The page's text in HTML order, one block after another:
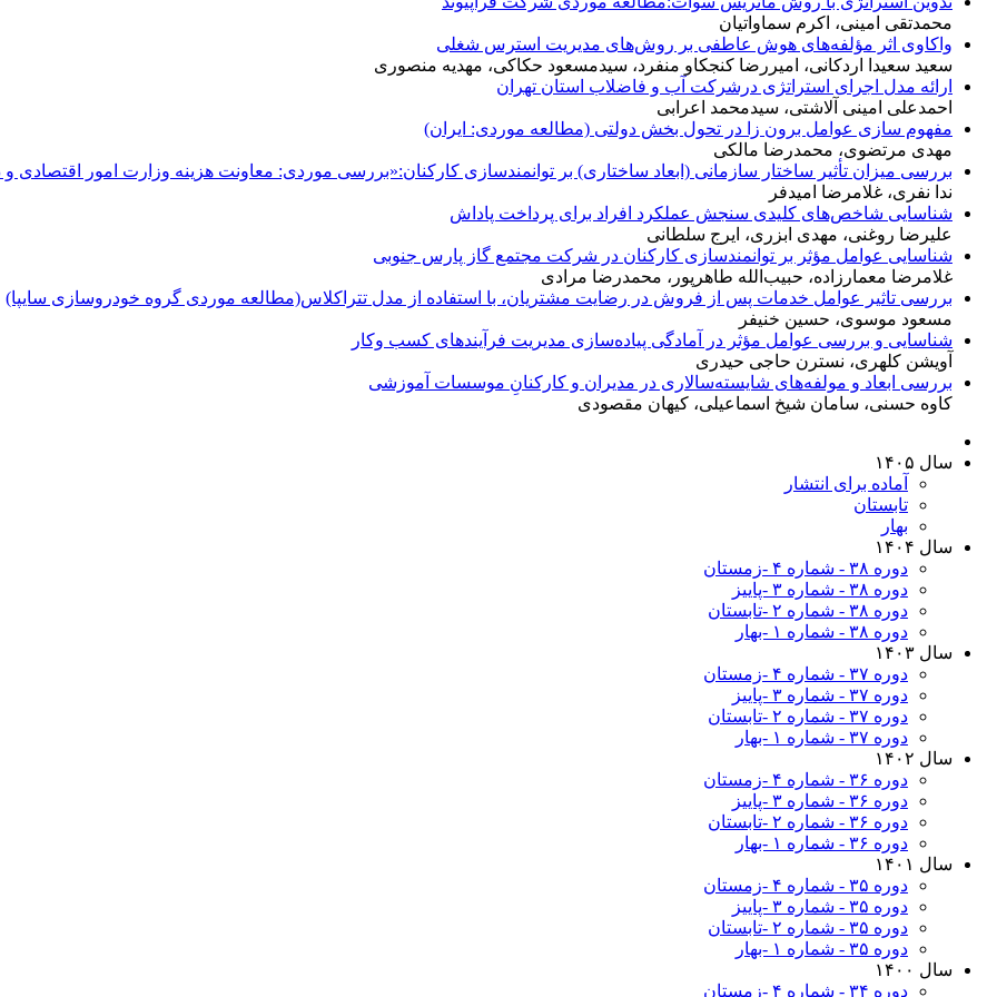
محمدتقی امینی، اکرم سماواتیان
واکاوی اثر مؤلفه‌های هوش عاطفی بر روش‌های مدیریت استرس شغلی
سعید سعیدا اردکانی، امیررضا کنجکاو منفرد، سیدمسعود حکاکی، مهدیه منصوری
ارائه مدل اجرای استراتژی درشرکت آب و فاضلاب استان تهران
احمدعلی امینی آلاشتی، سیدمحمد اعرابی
مفهوم سازی عوامل برون زا در تحول بخش دولتی (مطالعه موردی: ایران)
مهدی مرتضوی، محمدرضا مالکی
بررسی میزان تأثیر ساختار سازمانی (ابعاد ساختاری) بر توانمندسازی کارکنان:«بررسی موردی: معاونت هزینه وزارت امور اقتصادی و
ندا نفری، غلامرضا امیدفر
شناسایی شاخص‌های کلیدی سنجش عملکرد افراد برای پرداخت پاداش
علیرضا روغنی، مهدی ابزری، ایرج سلطانی
شناسایی عوامل مؤثر بر توانمندسازی کارکنان در شرکت مجتمع گاز پارس جنوبی
غلامرضا معمارزاده، حبیب‌الله طاهرپور، محمدرضا مرادی
بررسی تاثیر عوامل خدمات پس از فروش در رضایت مشتریان، با استفاده از مدل تترا‌کلاس(مطالعه موردی گروه خودرو‌سازی سایپا)
مسعود موسوی، حسین خنیفر
شناسایی و بررسی عوامل مؤثر در آمادگی پیاده‌سازی مدیریت فرآیندهای کسب ‌وکار
آویشن کلهری، نسترن حاجی حیدری
بررسی ابعاد و مولفه‌های شایسته‌سالاری در مدیران و کارکنانِ موسسات آموزشی
کاوه حسنی، سامان شیخ اسماعیلی، کیهان مقصودی
سال ۱۴۰۵
آماده برای انتشار
تابستان
بهار
سال ۱۴۰۴
دوره ۳۸ - شماره ۴ -زمستان
دوره ۳۸ - شماره ۳ -پاییز
دوره ۳۸ - شماره ۲ -تابستان
دوره ۳۸ - شماره ۱ -بهار
سال ۱۴۰۳
دوره ۳۷ - شماره ۴ -زمستان
دوره ۳۷ - شماره ۳ -پاییز
دوره ۳۷ - شماره ۲ -تابستان
دوره ۳۷ - شماره ۱ -بهار
سال ۱۴۰۲
دوره ۳۶ - شماره ۴ -زمستان
دوره ۳۶ - شماره ۳ -پاییز
دوره ۳۶ - شماره ۲ -تابستان
دوره ۳۶ - شماره ۱ -بهار
سال ۱۴۰۱
دوره ۳۵ - شماره ۴ -زمستان
دوره ۳۵ - شماره ۳ -پاییز
دوره ۳۵ - شماره ۲ -تابستان
دوره ۳۵ - شماره ۱ -بهار
سال ۱۴۰۰
دوره ۳۴ - شماره ۴ -زمستان